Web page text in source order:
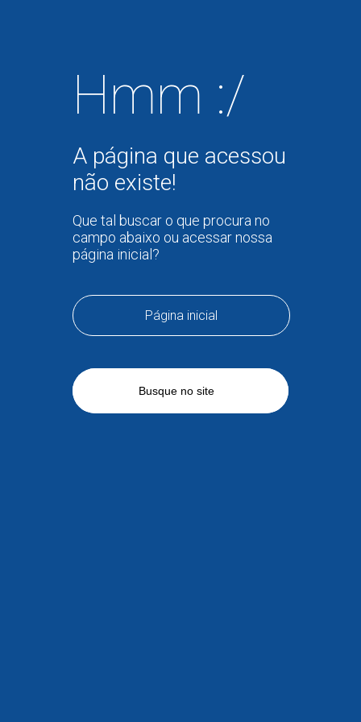
Hmm :/
A página que acessou
não existe!
Que tal buscar o que procura no
campo abaixo ou acessar nossa
página inicial?
Página inicial